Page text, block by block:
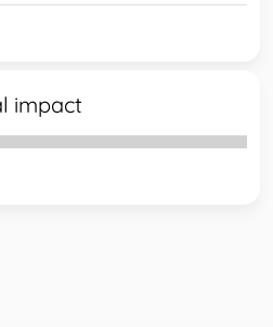
impact